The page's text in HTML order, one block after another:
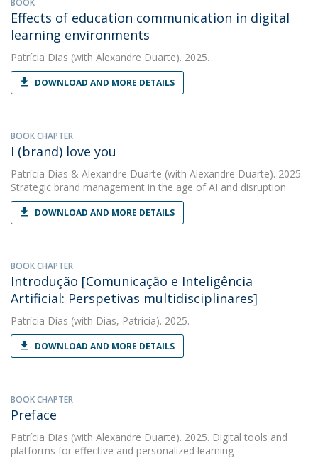
BOOK
Effects of education communication in digital
learning environments
Patrícia Dias (with Alexandre Duarte). 2025.
DOWNLOAD AND MORE DETAILS
BOOK CHAPTER
I (brand) love you
Patrícia Dias & Alexandre Duarte (with Alexandre Duarte). 2025.
Strategic brand management in the age of AI and disruption
DOWNLOAD AND MORE DETAILS
BOOK CHAPTER
Introdução [Comunicação e Inteligência
Artificial: Perspetivas multidisciplinares]
Patrícia Dias (with Dias, Patrícia). 2025.
DOWNLOAD AND MORE DETAILS
BOOK CHAPTER
Preface
Patrícia Dias (with Alexandre Duarte). 2025. Digital tools and
platforms for effective and personalized learning